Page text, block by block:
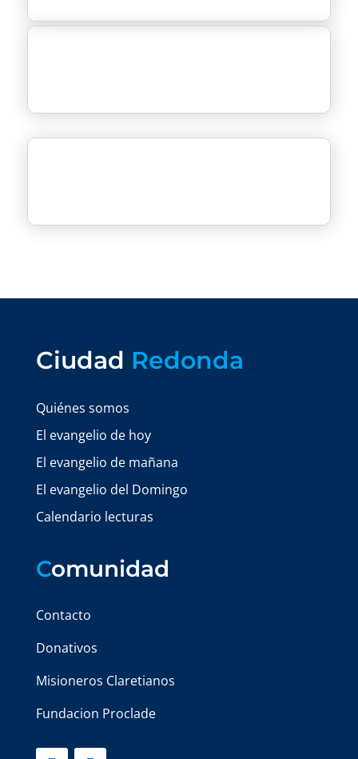
Ciudad Redonda
Quiénes somos
El evangelio de hoy
El evangelio de mañana
El evangelio del Domingo
Calendario lecturas
Comunidad
Contacto
Donativos
Misioneros Claretianos
Fundacion Proclade